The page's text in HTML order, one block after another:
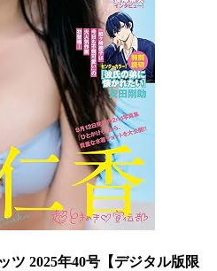
ツ 2025年40号【デジタル版限